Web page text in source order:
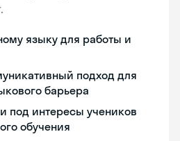
языку для работы и
подход для
барьера
под интересы учеников
обучения